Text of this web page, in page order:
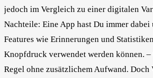
jedoch im Vergleich zu einer digitalen
Nachteile: Eine App hast Du immer
Features wie Erinnerungen und
Knopfdruck verwendet werden können. –
Regel ohne zusätzlichem Aufwand. Doch